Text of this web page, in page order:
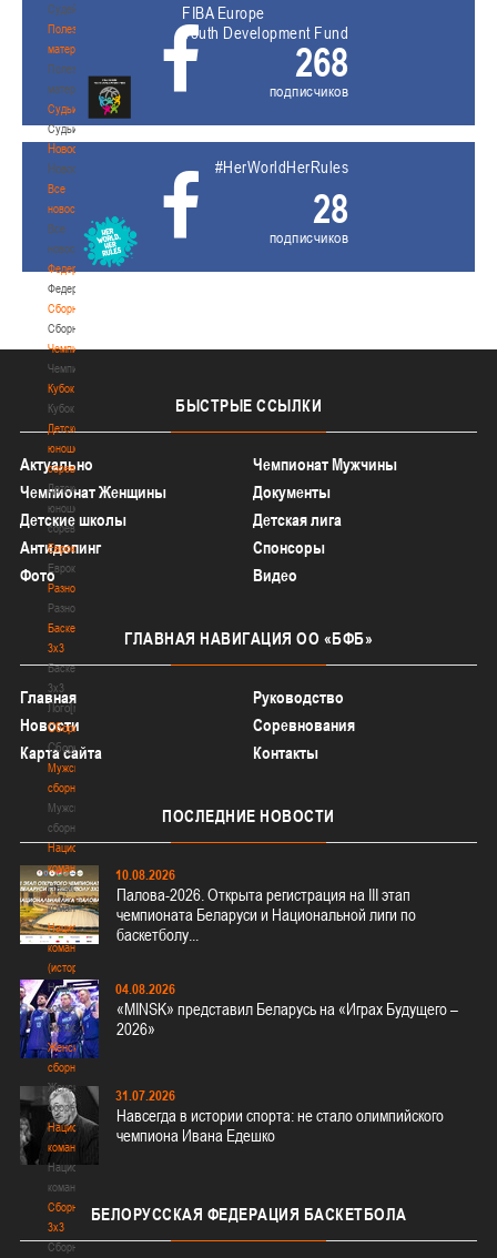
Судейство
Полезные
материалы
Полезные
материалы
Судьи
Судьи
Новости
Новости
Все
новости
Все
новости
Федерация
Федерация
Сборные
Сборные
Чемпионат
Чемпионат
Кубок
Кубок
Детско-
юношеские
соревнования
Детско-
юношеские
соревнования
Еврокубки
Еврокубки
Разное
Разное
Баскетбол
3х3
Баскетбол
3х3
Лого[modid=121]
Сборные
Сборные
Мужские
сборные
Мужские
сборные
Национальная
команда
Национальная
команда
Национальная
команда
(история)
Национальная
команда
(история)
Женские
сборные
Женские
сборные
Национальная
команда
Национальная
команда
Сборные
3х3
Сборные
FIBA Europe
Youth Development Fund
268
подписчиков
#HerWorldHerRules
28
подписчиков
БЫСТРЫЕ ССЫЛКИ
Актуально
Чемпионат Мужчины
Чемпионат Женщины
Документы
Детские школы
Детская лига
Антидопинг
Спонсоры
Фото
Видео
ГЛАВНАЯ НАВИГАЦИЯ ОО «БФБ»
Главная
Руководство
Новости
Соревнования
Карта сайта
Контакты
ПОСЛЕДНИЕ НОВОСТИ
10.08.2026
Палова-2026. Открыта регистрация на III этап
чемпионата Беларуси и Национальной лиги по
баскетболу...
04.08.2026
«MINSK» представил Беларусь на «Играх Будущего –
2026»
31.07.2026
Навсегда в истории спорта: не стало олимпийского
чемпиона Ивана Едешко
БЕЛОРУССКАЯ ФЕДЕРАЦИЯ БАСКЕТБОЛА